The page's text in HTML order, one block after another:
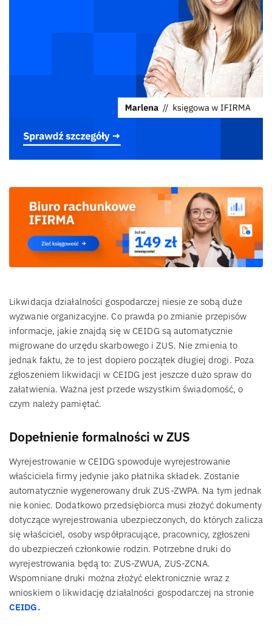
Likwidacja działalności gospodarczej niesie ze sobą duże
wyzwanie organizacyjne. Co prawda po zmianie przepisów
informacje, jakie znajdą się w CEIDG są automatycznie
migrowane do urzędu skarbowego i ZUS. Nie zmienia to
jednak faktu, że to jest dopiero początek długiej drogi. Poza
zgłoszeniem likwidacji w CEIDG jest jeszcze dużo spraw do
załatwienia. Ważna jest przede wszystkim świadomość, o
czym należy pamiętać.
Dopełnienie formalności w ZUS
Wyrejestrowanie w CEIDG spowoduje wyrejestrowanie
właściciela firmy jedynie jako płatnika składek. Zostanie
automatycznie wygenerowany druk ZUS-ZWPA. Na tym jednak
nie koniec. Dodatkowo przedsiębiorca musi złożyć dokumenty
dotyczące wyrejestrowania ubezpieczonych, do których zalicza
się właściciel, osoby współpracujące, pracownicy, zgłoszeni
do ubezpieczeń członkowie rodzin. Potrzebne druki do
wyrejestrowania będą to: ZUS-ZWUA, ZUS-ZCNA.
Wspomniane druki można złożyć elektronicznie wraz z
wnioskiem o likwidację działalności gospodarczej na stronie
CEIDG.